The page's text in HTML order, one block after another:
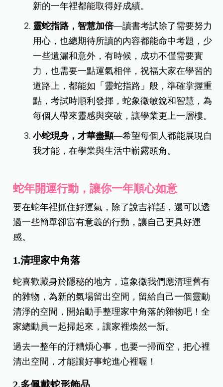
新的一年裡都能取得好成績。
靈蛇指路，智慧加倍—讀書考試除了需要努力
用心，也總期待所讀的內容都能命中考題，少
一些遺漏和意外，有時候，成功不僅需要實
力，也需要一點運氣相伴，祝福大家在學習的
道路上，都能如「靈蛇指路」般，準確掌握重
點，考試時順利發揮，蛇象徵敏銳和智慧，為
每個人帶來靈感與突破，讓學業更上一層樓。
小蛇現身，才華盡顯—希望每個人都能展現自
我才能，在學業與生活中嶄露頭角。
蛇年開運行動，讓你一年順心如意
要在蛇年裡抓住好運氣，除了說吉祥話，還可以透
過一些簡單卻富有意義的行動，讓自己更具好運
感。
1.清理家中角落
蛇喜歡藏身於隱秘的地方，這象徵我們應清理舊有
的雜物，為新的氣場留出空間，留給自己一個靈動
清淨的空間，開始動手整理家中角落的雜物吧！全
家總動員一起掃起來，讓家裡煥然一新。
過去一整年的汙糟煩心事，也要一掃而空，把心裡
清出空間，才能讓好事蛇進心裡喔！
2.多佩戴蛇形飾品